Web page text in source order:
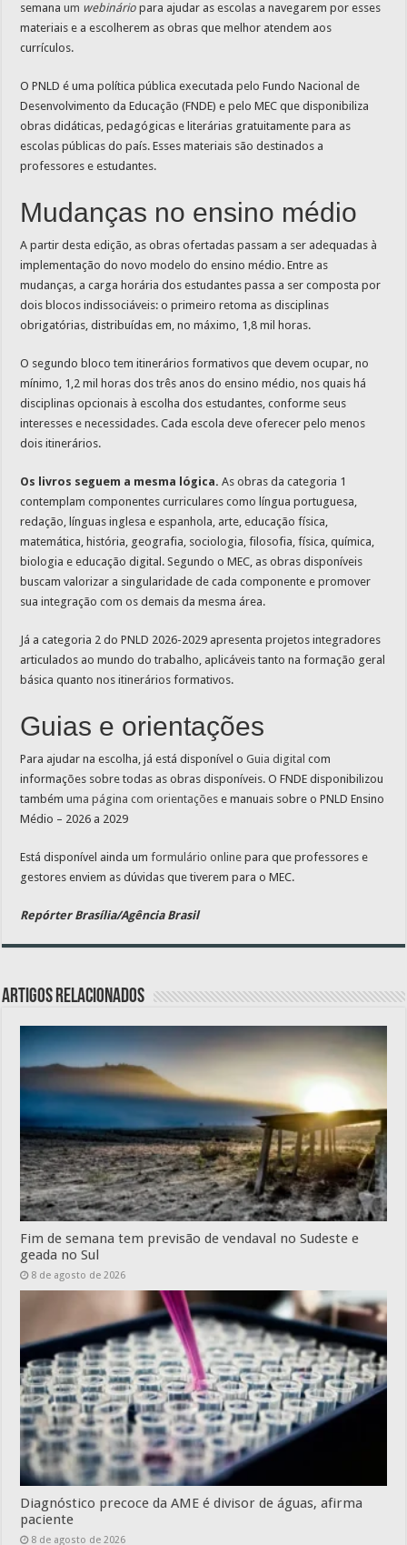
semanaum webinário para ajudar as escolas a navegarem por esses
materiais e a escolherem as obras que melhor atendem aos
currículos.
O PNLD é uma política pública executada pelo Fundo Nacional de
Desenvolvimento da Educação (FNDE) e pelo MEC que disponibiliza
obras didáticas, pedagógicas e literárias gratuitamente para as
escolas públicas do país. Esses materiais são destinados a
professores e estudantes.
Mudanças no ensino médio
A partir desta edição, as obras ofertadas passam a ser adequadas à
implementação do novo modelo do ensino médio. Entre as
mudanças, a carga horária dos estudantes passa a ser composta por
dois blocos indissociáveis: o primeiro retoma as disciplinas
obrigatórias, distribuídas em, no máximo, 1,8 mil horas.
O segundo bloco tem itinerários formativos que devem ocupar, no
mínimo, 1,2 mil horas dos três anos do ensino médio, nos quais há
disciplinas opcionais à escolha dos estudantes, conforme seus
interesses e necessidades. Cada escola deve oferecer pelo menos
dois itinerários.
Os livros seguem a mesma lógica.As obras da categoria 1
contemplam componentes curriculares como língua portuguesa,
redação, línguas inglesa e espanhola, arte, educação física,
matemática, história, geografia, sociologia, filosofia, física, química,
biologia e educação digital. Segundo o MEC, as obras disponíveis
buscam valorizar a singularidade de cada componente e promover
sua integração com os demais da mesma área.
Já a categoria 2 do PNLD 2026-2029 apresenta projetos integradores
articulados ao mundo do trabalho, aplicáveis tanto na formação geral
básica quanto nos itinerários formativos.
Guias e orientações
Para ajudar na escolha, já está disponível oGuia digitalcom
informações sobre todas as obras disponíveis. O FNDE disponibilizou
tambémuma página com orientações e manuais sobre o PNLD Ensino
Médio – 2026 a 2029
Está disponível ainda umformulário onlinepara que professores e
gestores enviem as dúvidas que tiverem para o MEC.
Repórter Brasília/Agência Brasil
Artigos relacionados
Fim de semana tem previsão de vendaval no Sudeste e
geada no Sul
8 de agosto de 2026
Diagnóstico precoce da AME é divisor de águas, afirma
paciente
8 de agosto de 2026